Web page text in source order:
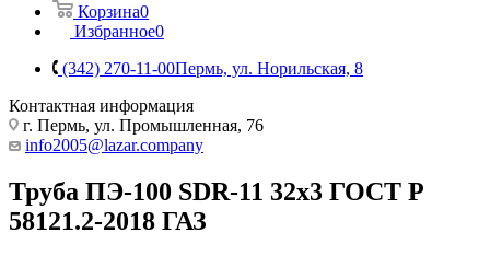
Корзина0
Избранное0
(342) 270-11-00Пермь, ул. Норильская, 8
Контактная информация
г. Пермь, ул. Промышленная, 76
info2005@lazar.company
Труба ПЭ-100 SDR-11 32х3 ГОСТ Р
58121.2-2018 ГАЗ